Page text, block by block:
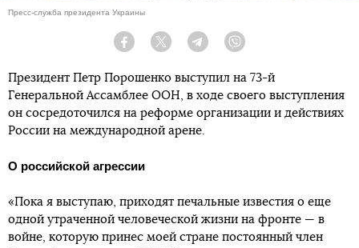
Пресс-служба президента Украины
Facebook Twitter Telegram
Президент Петр Порошенко выступил на 73-й
Генеральной Ассамблее ООН, в ходе своего выступления
он сосредоточился на реформе организации и действиях
России на международной арене.
О российской агрессии
«Пока я выступаю, приходят печальные известия о еще
одной утраченной человеческой жизни на фронте — в
войне, которую принес моей стране постоянный член